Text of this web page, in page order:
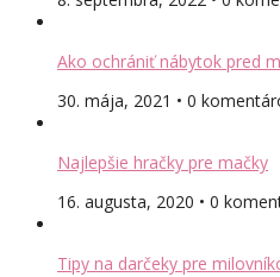
Ako ochrániť nábytok pred
30. mája, 2021 • 0
Najlepšie hračky pre mačky
16. augusta, 2020 • 0
Tipy na darčeky pre